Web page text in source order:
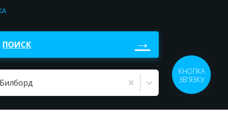
Билборд
ПОИСК
КНОПКА
ЗВ'ЯЗКУ